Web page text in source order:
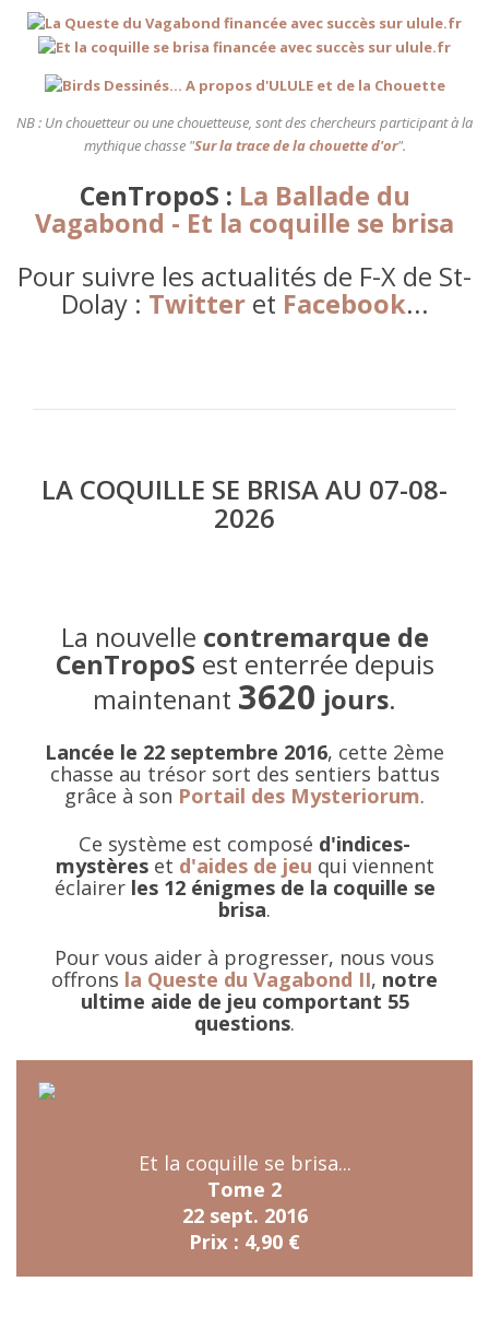
NB : Un chouetteur ou une chouetteuse, sont des chercheurs participant à la
mythique chasse "Sur la trace de la chouette d'or".
CenTropoS : La Ballade du
Vagabond - Et la coquille se brisa
Pour suivre les actualités de F-X de St-
Dolay : Twitteret Facebook...
LA COQUILLE SE BRISA AU 07-08-
2026
La nouvelle contremarque de
CenTropoS est enterrée depuis
maintenant 3620 jours.
Lancée le 22 septembre 2016, cette 2ème
chasse au trésor sort des sentiers battus
grâce à son Portail des Mysteriorum.
Ce système est composé d'indices-
mystèreset d'aides de jeu qui viennent
éclairer les 12 énigmes de la coquille se
brisa.
Pour vous aider à progresser, nous vous
offrons la Queste du Vagabond II, notre
ultime aide de jeu comportant 55
questions.
Et la coquille se brisa...
Tome 2
22 sept. 2016
Prix : 4,90 €